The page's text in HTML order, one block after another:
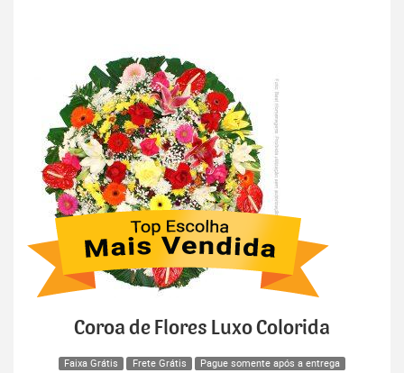
Coroa de Flores Luxo Colorida
Faixa Grátis Frete Grátis Pague somente após a entrega